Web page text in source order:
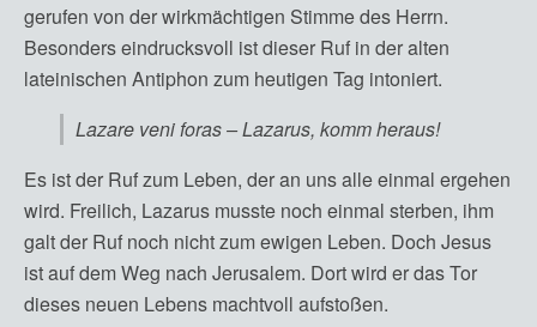
gerufen von der wirkmächtigen Stimme des Herrn.
Besonders eindrucksvoll ist dieser Ruf in der alten
lateinischen Antiphon zum heutigen Tag intoniert.
Lazare veni foras – Lazarus, komm heraus!
Es ist der Ruf zum Leben, der an uns alle einmal ergehen
wird. Freilich, Lazarus musste noch einmal sterben, ihm
galt der Ruf noch nicht zum ewigen Leben. Doch Jesus
ist auf dem Weg nach Jerusalem. Dort wird er das Tor
dieses neuen Lebens machtvoll aufstoßen.